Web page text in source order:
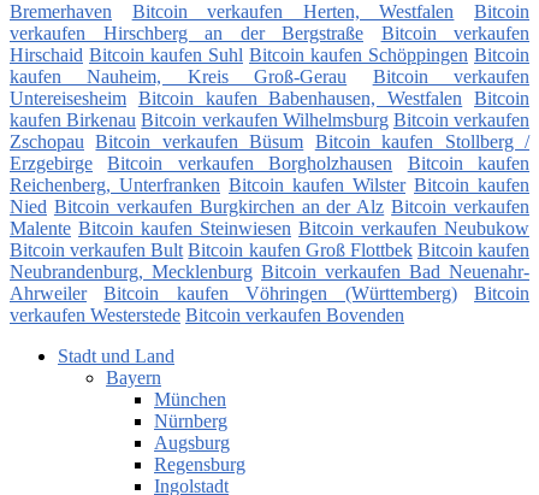
Bremerhaven
Bitcoin verkaufen Herten, Westfalen
Bitcoin
verkaufen Hirschberg an der Bergstraße
Bitcoin verkaufen
Hirschaid Bitcoin kaufen Suhl Bitcoin kaufen Schöppingen Bitcoin
kaufen Nauheim, Kreis Groß-Gerau
Bitcoin verkaufen
Untereisesheim Bitcoin kaufen Babenhausen, Westfalen
Bitcoin
kaufen Birkenau Bitcoin verkaufen Wilhelmsburg Bitcoin verkaufen
Zschopau
Bitcoin verkaufen Büsum Bitcoin kaufen Stollberg /
Erzgebirge
Bitcoin verkaufen Borgholzhausen
Bitcoin kaufen
Reichenberg, Unterfranken Bitcoin kaufen Wilster Bitcoin kaufen
Nied Bitcoin verkaufen Burgkirchen an der Alz Bitcoin verkaufen
Malente Bitcoin kaufen Steinwiesen Bitcoin verkaufen Neubukow
Bitcoin verkaufen Bult Bitcoin kaufen Groß Flottbek Bitcoin kaufen
Neubrandenburg, Mecklenburg Bitcoin verkaufen Bad Neuenahr-
Ahrweiler
Bitcoin kaufen Vöhringen (Württemberg)
Bitcoin
verkaufen Westerstede Bitcoin verkaufen Bovenden
Stadt und Land
Bayern
München
Nürnberg
Augsburg
Regensburg
Ingolstadt